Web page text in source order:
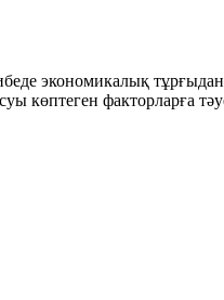
тұрғыдан
көптеген факторларға